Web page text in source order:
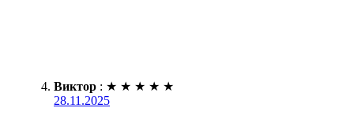
Виктор : ★ ★ ★ ★ ★
28.11.2025